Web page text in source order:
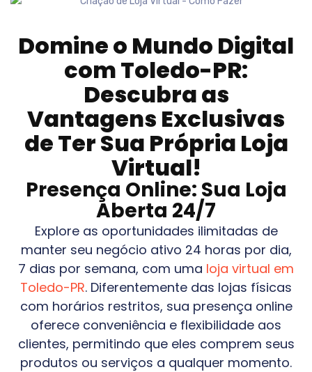
Domine o Mundo Digital
comToledo-PR:
Descubra as
Vantagens Exclusivas
de Ter Sua Própria Loja
Virtual!
Presença Online: Sua Loja
Aberta 24/7
Explore as oportunidades ilimitadas de
manter seu negócio ativo 24 horas por dia,
7 dias por semana, com uma loja virtual em
Toledo-PR. Diferentemente das lojas físicas
com horários restritos, sua presença online
oferece conveniência e flexibilidade aos
clientes, permitindo que eles comprem seus
produtos ou serviços a qualquer momento.